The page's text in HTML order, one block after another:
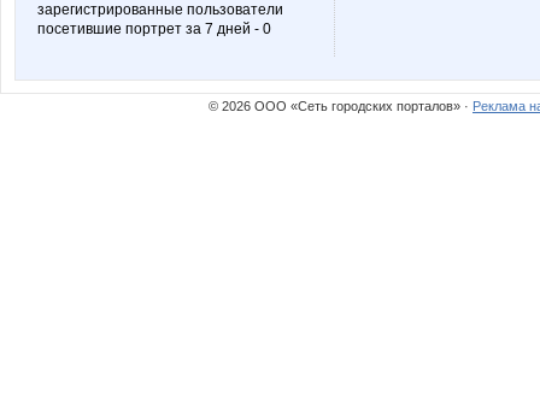
зарегистрированные пользователи
посетившие портрет за 7 дней - 0
© 2026 ООО «Сеть городских порталов» · Реклама